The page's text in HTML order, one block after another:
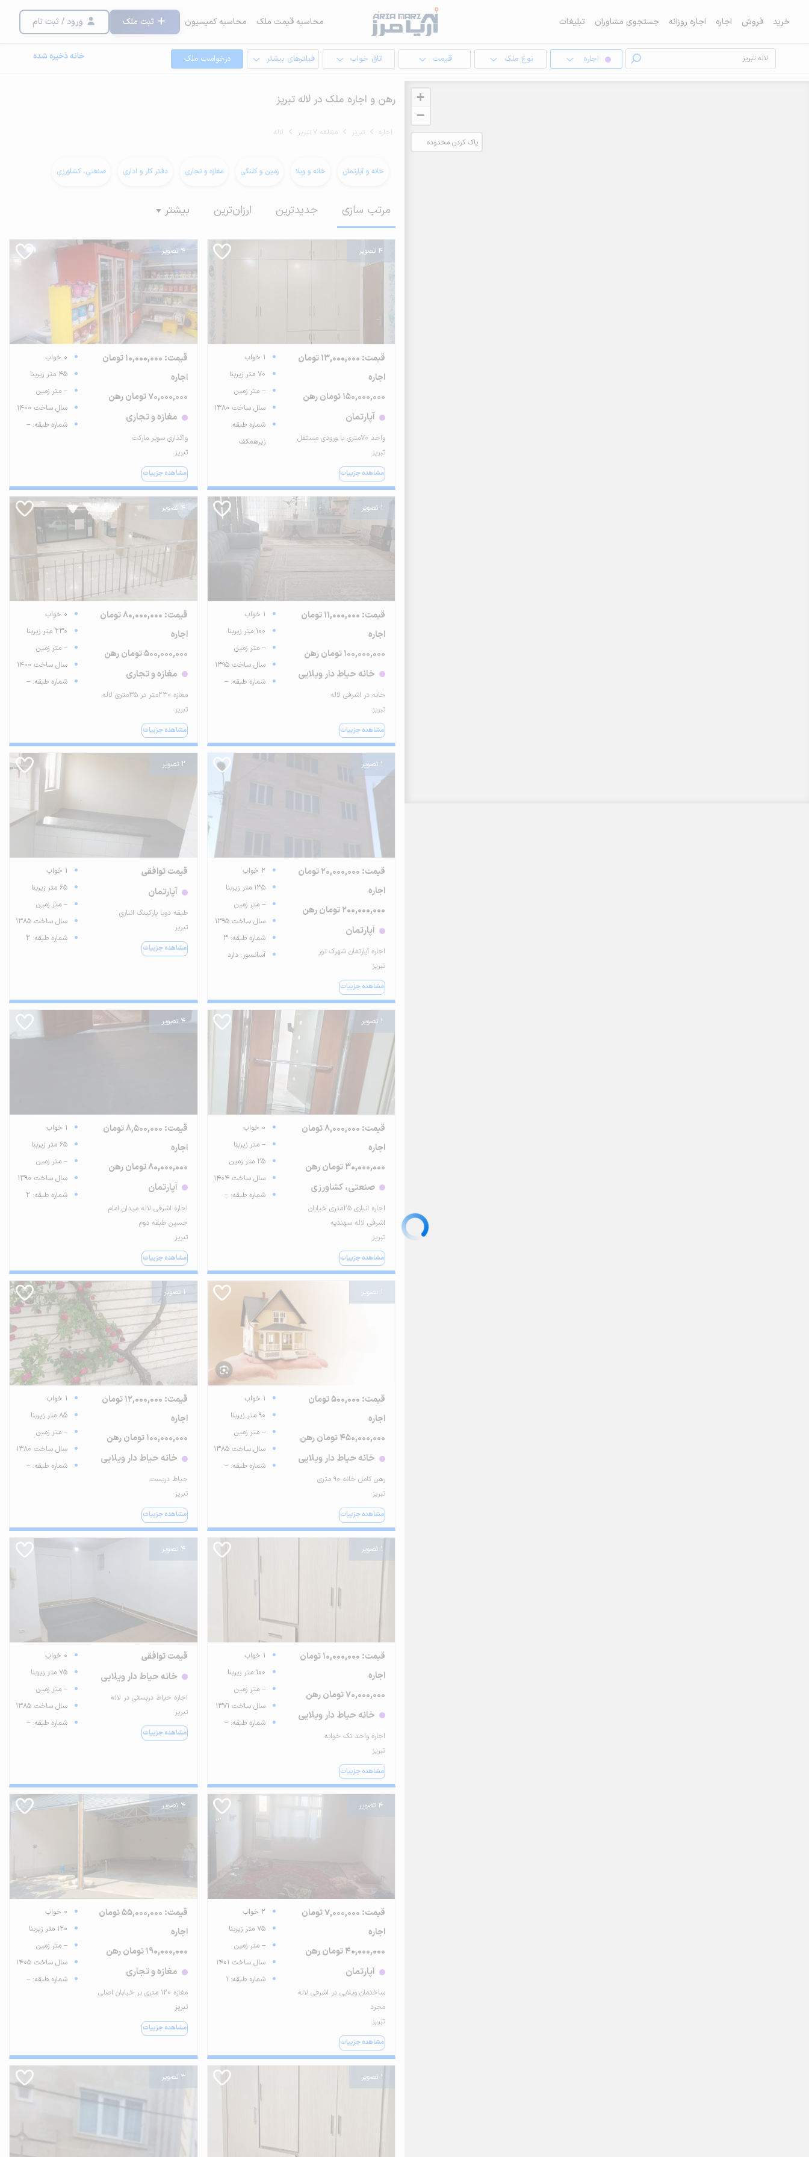
خرید فروش اجاره اجاره روزانه جستجوی مشاوران تبلیغات محاسبه قیمت ملک محاسبه کمیسیون ثبت ملک ورود / ثبت نام
اجاره نوع ملک قیمت اتاق خواب فیلترهای بیشتر درخواست ملک خانه ذخیره شده
+
−
پاک کردن محدوده
رهن و اجاره ملک در لاله تبریز
اجاره تبریز منطقه 7 تبریز لاله
خانه و آپارتمان خانه و ویلا زمین و کلنگی مغازه و تجاری دفتر کار و اداری صنعتی، کشاورزی
مرتب سازی جدیدترین ارزان‌ترین بیشتر
4 تصویر
قیمت: 13,000,000 تومان
اجاره
150,000,000 تومان رهن
آپارتمان
واحد ۷۰متری با ورودی مستقل
تبریز
مشاهده جزییات
1 خواب
70 متر زیربنا
-- متر زمین
سال ساخت 1380
شماره طبقه:
زیرهمکف
4 تصویر
قیمت: 10,000,000 تومان
اجاره
70,000,000 تومان رهن
مغازه و تجاری
واگذاری سوپر مارکت
تبریز
مشاهده جزییات
0 خواب
45 متر زیربنا
-- متر زمین
سال ساخت 1400
شماره طبقه: --
1 تصویر
قیمت: 11,000,000 تومان
اجاره
100,000,000 تومان رهن
خانه حیاط دار ویلایی
خانه در اشرفی لاله
تبریز
مشاهده جزییات
1 خواب
100 متر زیربنا
-- متر زمین
سال ساخت 1395
شماره طبقه: --
4 تصویر
قیمت: 80,000,000 تومان
اجاره
500,000,000 تومان رهن
مغازه و تجاری
مغازه 230متر در 35متری لاله
تبریز
مشاهده جزییات
0 خواب
230 متر زیربنا
-- متر زمین
سال ساخت 1400
شماره طبقه: --
1 تصویر
قیمت: 20,000,000 تومان
اجاره
200,000,000 تومان رهن
آپارتمان
اجاره آپارتمان شهرک نور
تبریز
مشاهده جزییات
2 خواب
135 متر زیربنا
-- متر زمین
سال ساخت 1395
شماره طبقه: 3
آسانسور: دارد
2 تصویر
قیمت توافقی
آپارتمان
طبقه دوبا پارکینگ انباری
تبریز
مشاهده جزییات
1 خواب
65 متر زیربنا
-- متر زمین
سال ساخت 1385
شماره طبقه: 2
1 تصویر
قیمت: 8,000,000 تومان
اجاره
30,000,000 تومان رهن
صنعتی، کشاورزی
اجاره انباری 25متری خیابان
اشرفی لاله سهندیه
تبریز
مشاهده جزییات
0 خواب
-- متر زیربنا
25 متر زمین
سال ساخت 1404
شماره طبقه: --
4 تصویر
قیمت: 8,500,000 تومان
اجاره
80,000,000 تومان رهن
آپارتمان
اجاره اشرفی لاله میدان امام
حسین طبقه دوم
تبریز
مشاهده جزییات
1 خواب
65 متر زیربنا
-- متر زمین
سال ساخت 1390
شماره طبقه: 2
1 تصویر
قیمت: 500,000 تومان
اجاره
450,000,000 تومان رهن
خانه حیاط دار ویلایی
رهن کامل خانه ۹۰ متری
تبریز
مشاهده جزییات
1 خواب
90 متر زیربنا
-- متر زمین
سال ساخت 1385
شماره طبقه: --
1 تصویر
قیمت: 12,000,000 تومان
اجاره
100,000,000 تومان رهن
خانه حیاط دار ویلایی
حیاط دربست
تبریز
مشاهده جزییات
1 خواب
85 متر زیربنا
-- متر زمین
سال ساخت 1380
شماره طبقه: --
1 تصویر
قیمت: 10,000,000 تومان
اجاره
70,000,000 تومان رهن
خانه حیاط دار ویلایی
اجاره واحد تک خوابه
تبریز
مشاهده جزییات
1 خواب
100 متر زیربنا
-- متر زمین
سال ساخت 1371
شماره طبقه: --
4 تصویر
قیمت توافقی
خانه حیاط دار ویلایی
اجاره حیاط دربستی در لاله
تبریز
مشاهده جزییات
0 خواب
75 متر زیربنا
-- متر زمین
سال ساخت 1385
شماره طبقه: --
4 تصویر
قیمت: 7,000,000 تومان
اجاره
40,000,000 تومان رهن
آپارتمان
ساختمان ویلایی در اشرفی لاله
مجرد
تبریز
مشاهده جزییات
2 خواب
75 متر زیربنا
-- متر زمین
سال ساخت 1401
شماره طبقه: 1
4 تصویر
قیمت: 55,000,000 تومان
اجاره
190,000,000 تومان رهن
مغازه و تجاری
مغازه ۱۲۰ متری بر خیابان اصلی
تبریز
مشاهده جزییات
0 خواب
120 متر زیربنا
-- متر زمین
سال ساخت 1405
شماره طبقه: --
1 تصویر 3 تصویر